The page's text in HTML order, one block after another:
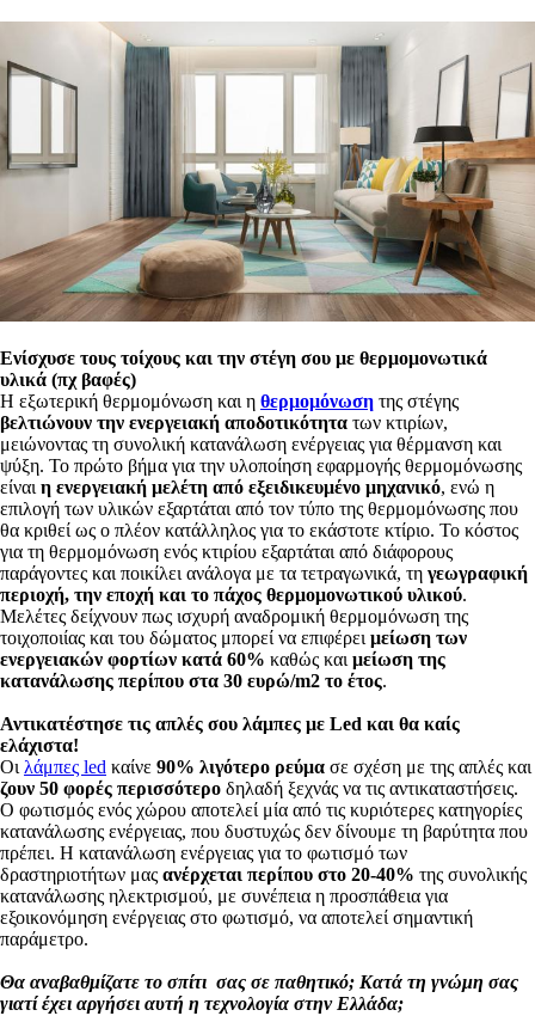
Ενίσχυσε τους τοίχους και την στέγη σου με θερμομονωτικά
υλικά (πχ βαφές)
Η εξωτερική θερμομόνωση και η θερμομόνωση της στέγης
βελτιώνουν την ενεργειακή αποδοτικότητα των κτιρίων,
μειώνοντας τη συνολική κατανάλωση ενέργειας για θέρμανση και
ψύξη. Το πρώτο βήμα για την υλοποίηση εφαρμογής θερμομόνωσης
είναι η ενεργειακή μελέτη από εξειδικευμένο μηχανικό, ενώ η
επιλογή των υλικών εξαρτάται από τον τύπο της θερμομόνωσης που
θα κριθεί ως ο πλέον κατάλληλος για το εκάστοτε κτίριο. Το κόστος
για τη θερμομόνωση ενός κτιρίου εξαρτάται από διάφορους
παράγοντες και ποικίλει ανάλογα με τα τετραγωνικά, τη γεωγραφική
περιοχή, την εποχή και το πάχος θερμομονωτικού υλικού.
Μελέτες δείχνουν πως ισχυρή αναδρομική θερμομόνωση της
τοιχοποιίας και του δώματος μπορεί να επιφέρει μείωση των
ενεργειακών φορτίων κατά 60% καθώς και μείωση της
κατανάλωσης περίπου στα 30 ευρώ/m2 το έτος.
Αντικατέστησε τις απλές σου λάμπες με Led και θα καίς
ελάχιστα!
Οι λάμπες led καίνε 90% λιγότερο ρεύμα σε σχέση με της απλές και
ζουν 50 φορές περισσότερο δηλαδή ξεχνάς να τις αντικαταστήσεις.
Ο φωτισμός ενός χώρου αποτελεί μία από τις κυριότερες κατηγορίες
κατανάλωσης ενέργειας, που δυστυχώς δεν δίνουμε τη βαρύτητα που
πρέπει. Η κατανάλωση ενέργειας για το φωτισμό των
δραστηριοτήτων μας ανέρχεται περίπου στο 20-40% της συνολικής
κατανάλωσης ηλεκτρισμού, με συνέπεια η προσπάθεια για
εξοικονόμηση ενέργειας στο φωτισμό, να αποτελεί σημαντική
παράμετρο.
Θα αναβαθμίζατε το σπίτι σας σε παθητικό; Κατά τη γνώμη σας
γιατί έχει αργήσει αυτή η τεχνολογία στην Ελλάδα;